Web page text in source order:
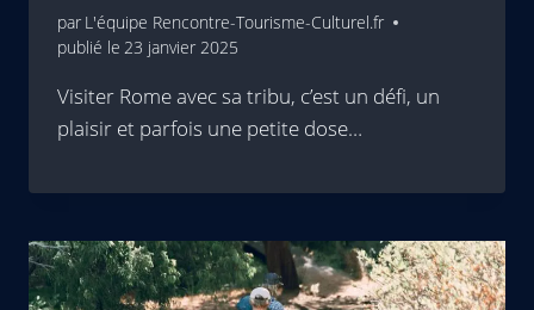
par L'équipe Rencontre-Tourisme-Culturel.fr
publié le 23 janvier 2025
Visiter Rome avec sa tribu, c’est un défi, un
plaisir et parfois une petite dose…